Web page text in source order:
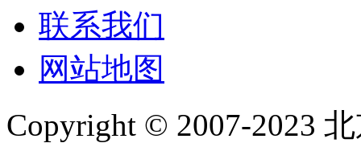
联系我们
网站地图
Copyright © 2007-2023